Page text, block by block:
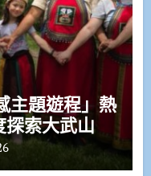
主題遊程」熱
索大武山